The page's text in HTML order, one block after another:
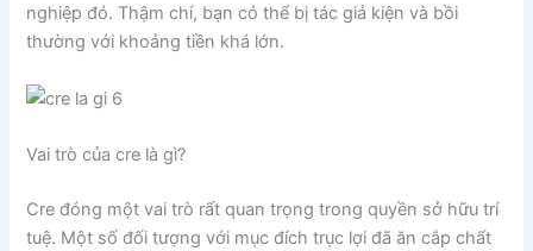
nghiệp đó. Thậm chí, bạn có thể bị tác giả kiện và bồi
thường với khoảng tiền khá lớn.
Vai trò của cre là gì?
Cre đóng một vai trò rất quan trọng trong quyền sở hữu trí
tuệ. Một số đối tượng với mục đích trục lợi đã ăn cắp chất